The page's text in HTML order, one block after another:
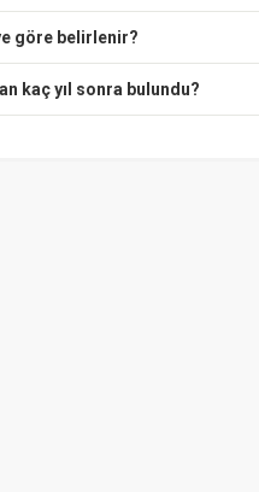
göre belirlenir?
kaç yıl sonra bulundu?